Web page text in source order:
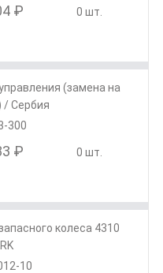
₽ 0 шт.
(замена на
/ Сербия
300
₽ 0 шт.
колеса 4310
10